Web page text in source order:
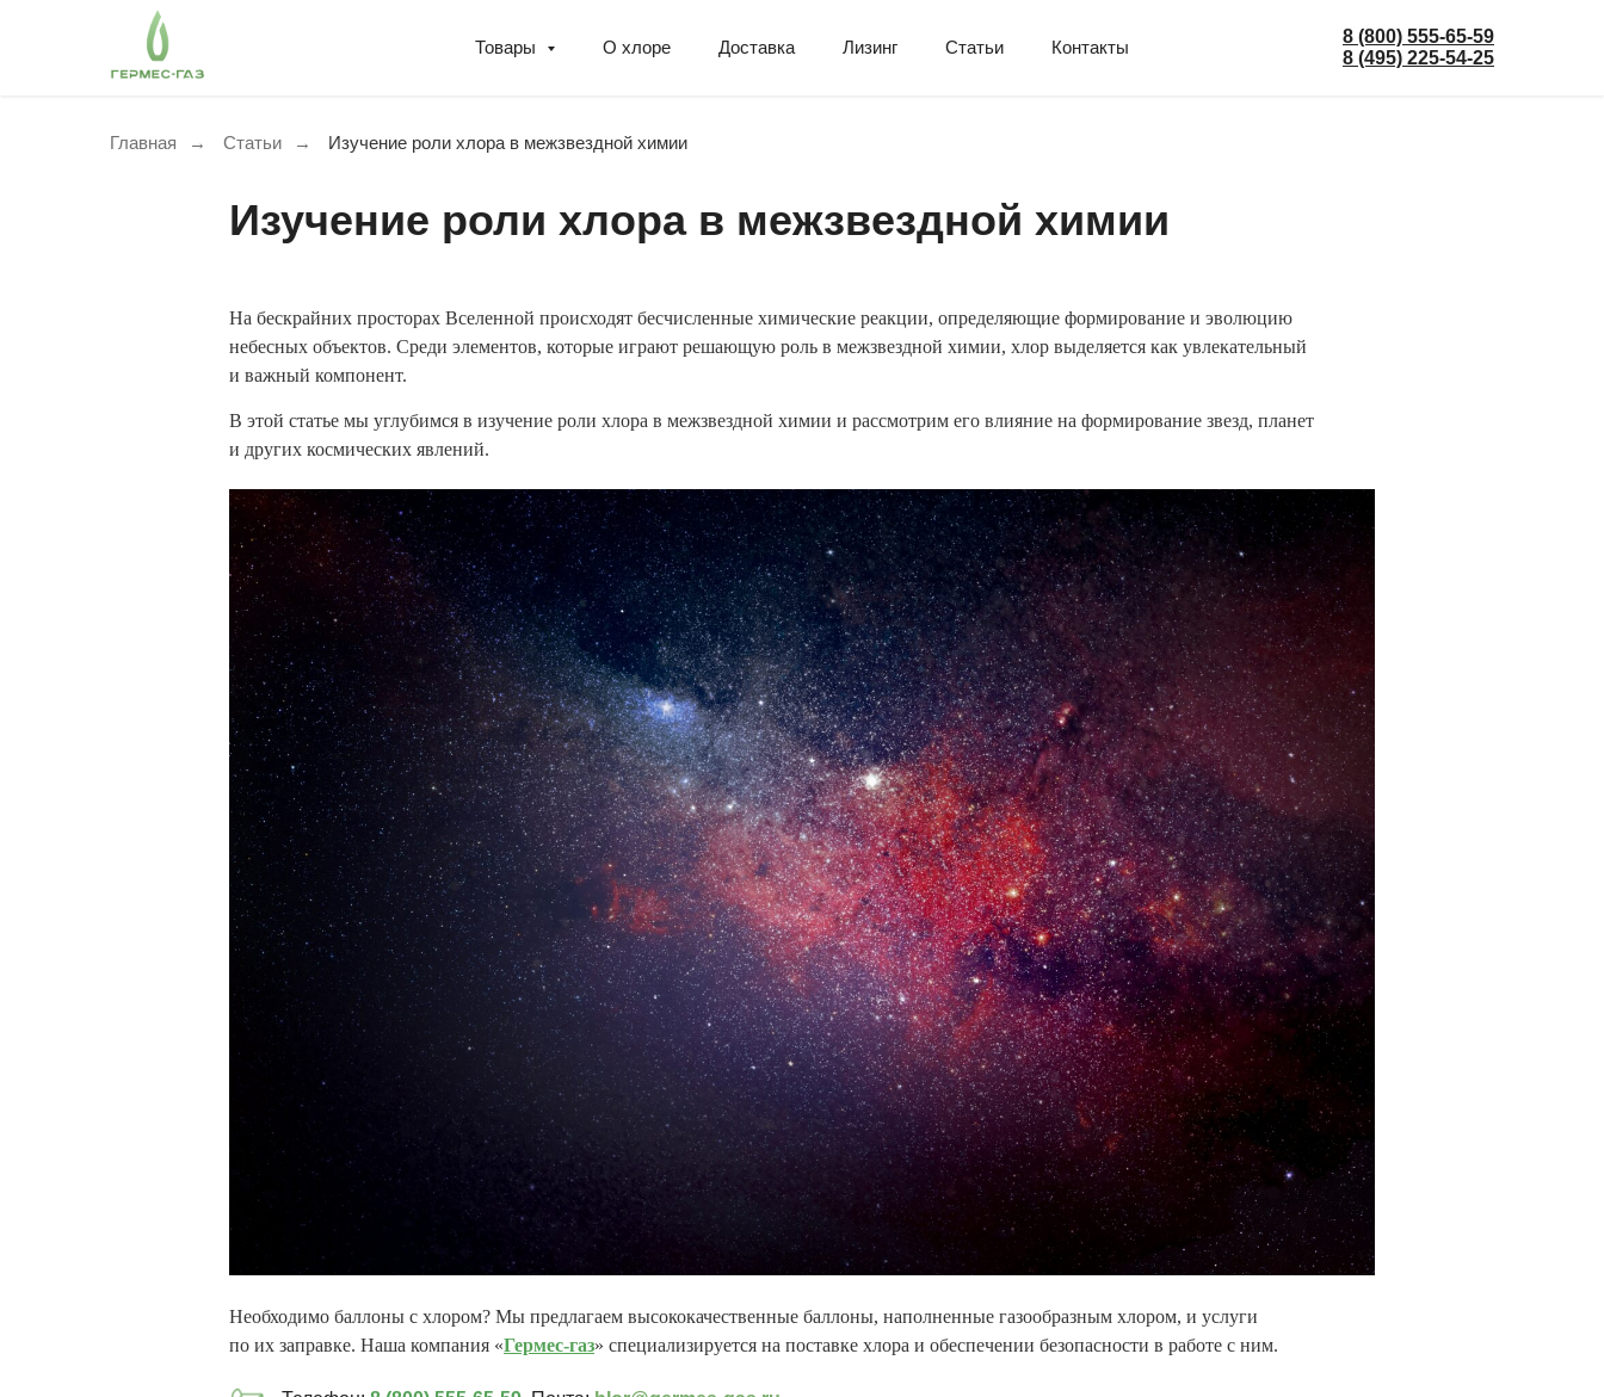
Товары О хлоре Доставка Лизинг Статьи Контакты
8 (800) 555-65-59
8 (495) 225-54-25
Главная → Статьи → Изучение роли хлора в межзвездной химии
Изучение роли хлора в межзвездной химии
На бескрайних просторах Вселенной происходят бесчисленные химические реакции, определяющие формирование и эволюцию
небесных объектов. Среди элементов, которые играют решающую роль в межзвездной химии, хлор выделяется как увлекательный
и важный компонент.
В этой статье мы углубимся в изучение роли хлора в межзвездной химии и рассмотрим его влияние на формирование звезд, планет
и других космических явлений.
Необходимо баллоны с хлором? Мы предлагаем высококачественные баллоны, наполненные газообразным хлором, и услуги
по их заправке. Наша компания «Гермес -газ» специализируется на поставке хлора и обеспечении безопасности в работе с ним.